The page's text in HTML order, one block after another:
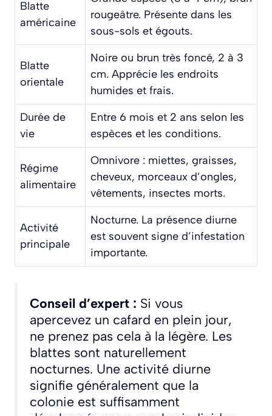
Blatte
américaine
rougeâtre. Présente dans les
sous-sols et égouts.
Blatte
orientale
Noire ou brun très foncé, 2 à 3
cm. Apprécie les endroits
humides et frais.
Durée de
vie
Entre 6 mois et 2 ans selon les
espèces et les conditions.
Régime
alimentaire
Omnivore : miettes, graisses,
cheveux, morceaux d’ongles,
vêtements, insectes morts.
Activité
principale
Nocturne. La présence diurne
est souvent signe d’infestation
importante.
Conseil d’expert : Si vous
apercevez un cafard en plein jour,
ne prenez pas cela à la légère. Les
blattes sont naturellement
nocturnes. Une activité diurne
signifie généralement que la
colonie est suffisamment